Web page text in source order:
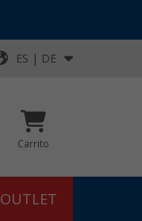
ES | DE
Carrito
OUTLET